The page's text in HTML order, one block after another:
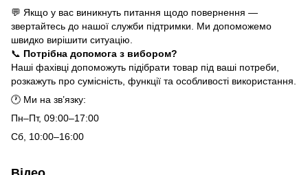
💬 Якщо у вас виникнуть питання щодо повернення —
звертайтесь до нашої служби підтримки. Ми допоможемо
швидко вирішити ситуацію.
📞 Потрібна допомога з вибором?
Наші фахівці допоможуть підібрати товар під ваші потреби,
розкажуть про сумісність, функції та особливості використання.
🕐 Ми на зв’язку:
Пн–Пт, 09:00–17:00
Сб, 10:00–16:00